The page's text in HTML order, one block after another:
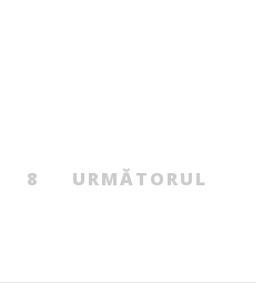
8 URMĂTORUL